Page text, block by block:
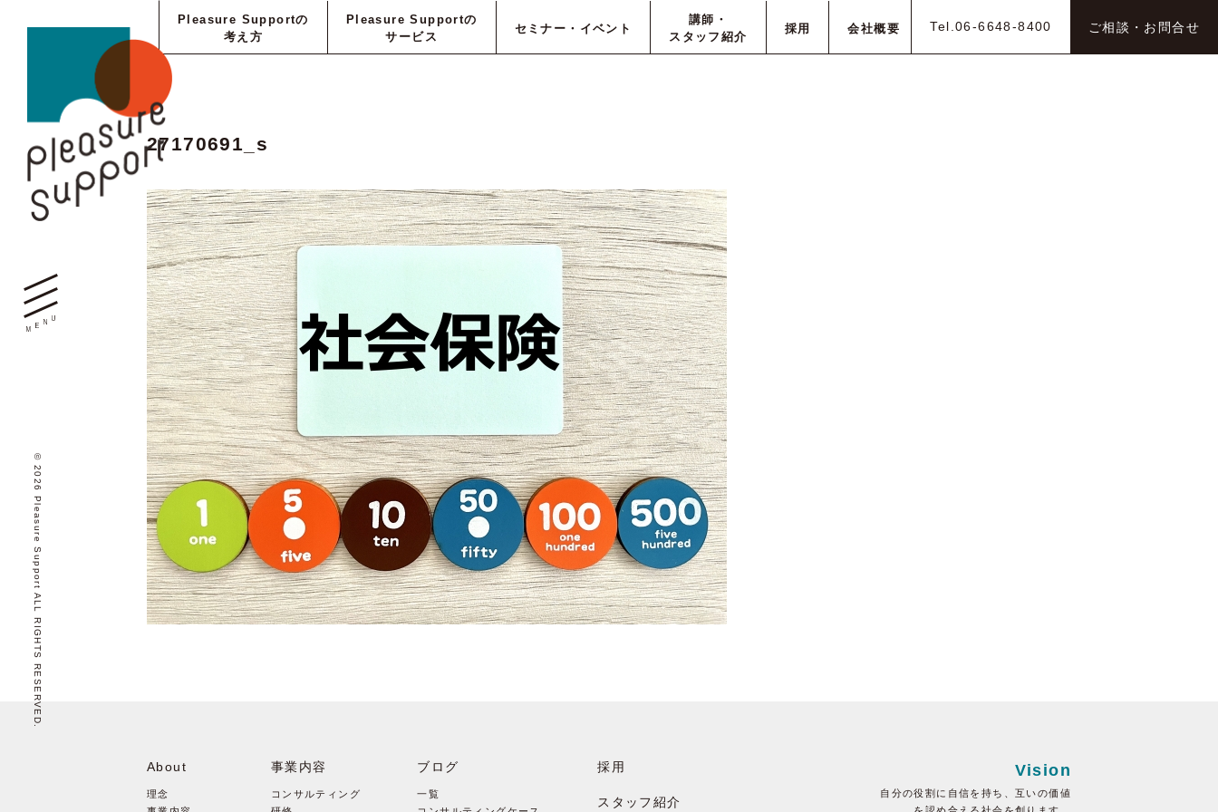
Tel.06-6648-8400 ご相談・お問合せ
© 2026 Pleasure Support ALL RIGHTS RESERVED.
Pleasure Supportの
考え方
Pleasure Supportの
サービス
セミナー・イベント
講師・
スタッフ紹介
採用 会社概要
27170691_s
About
理念
事業内容
コンサルティング
ブログ
一覧
採用
スタッフ紹介
Vision
自分の役割に自信を持ち、互いの価値